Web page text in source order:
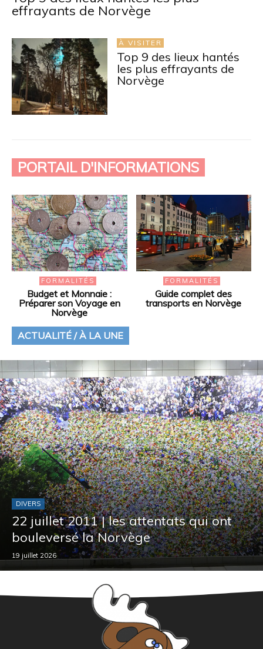
effrayants de Norvège
À VISITER
Top 9 des lieux hantés
les plus effrayants de
Norvège
PORTAIL D'INFORMATIONS
FORMALITÉS
Budget et Monnaie :
Préparer son Voyage en
Norvège
FORMALITÉS
Guide complet des
transports en Norvège
ACTUALITÉ / À LA UNE
DIVERS
22 juillet 2011 | les attentats qui ont
bouleversé la Norvège
19 juillet 2026